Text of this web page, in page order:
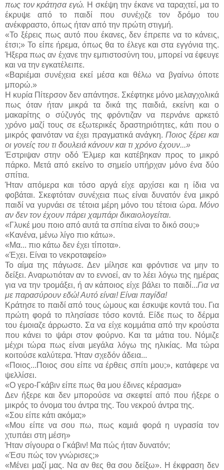
πως τον κράτησα εγώ. Η σκέψη την έκανε να ταραχτεί, μα το
έκρυψε από το παιδί που συνέχιζε τον δρόμο του
ανέκφραστο, όπως ήταν από την πρώτη στιγμή.
«Το ξέρεις πως αυτό που έκανες, δεν έπρεπε να το κάνεις,
έτσι;» Το είπε ήρεμα, όπως θα το έλεγε και στα εγγόνια της.
Ήξερα πως αν έχανε την εμπιστοσύνη του, μπορεί να έφευγε
και να την εγκατέλειπε.
«Βαριέμαι συνέχεια εκεί μέσα και θέλω να βγαίνω όποτε
μπορώ.»
Η κυρία Πίτερσον δεν απάντησε. Σκέφτηκε μόνο μελαγχολικά
πως όταν ήταν μικρά τα δικά της παιδιά, εκείνη και ο
μακαρίτης ο σύζυγός της φρόντιζαν να περνάνε αρκετό
χρόνο μαζί τους σε εξωτερικές δραστηριότητες, κάτι που ο
μικρός φαινόταν να έχει πραγματικά ανάγκη. Ποιος ξέρει και
οι γονείς του τι δουλειά κάνουν και τι χρόνο έχουν...»
Έστριψαν στην οδό Έλμερ και κατέβηκαν προς το μικρό
πάρκο. Μετά από εκείνο το σημείο υπήρχαν μόνο ένα δύο
σπίτια.
Ήταν απόμερα και τόσο αργά είχε αρχίσει και η ίδια να
φοβάται. Σκεφτόταν συνέχεια πως είναι δυνατόν ένα μικρό
παιδί να γυρνάει σε τέτοια μέρη μόνο του τέτοια ώρα. Μόνο
αν δεν τον έχουν πάρει χαμπάρι δικαιολογείται.
«Γλυκέ μου ποιο από αυτά τα σπίτια είναι το δικό σου;»
«Κανένα, μένω λίγο πιο κάτω».
«Μα... πιο κάτω δεν έχει τίποτα».
«Έχει. Είναι το νεκροταφείο»
Το αίμα της πάγωσε. Δεν μίλησε και φρόντισε να μην το
δείξει. Αναρωτιόταν αν το εννοεί, αν το λέει λόγω της ημέρας
για να την τρομάξει, ή αν κάποιος είχε βάλει το παιδί...Για να
με παρασύρουν εδώ! Αυτό είναι! Είναι παγίδα!
Κράτησε το παιδί από τους ώμους και έσκυψε κοντά του. Για
πρώτη φορά το πλησίασε τόσο κοντά. Είδε πως το δέρμα
του έμοιαζε άρρωστο. Σα να είχε κομμάτια από την κρούστα
που κάνει το ψάρι στον φούρνο. Και τα μάτια του. Νόμιζε
μέχρι τώρα πως είναι μεγάλα λόγω της ηλικίας. Μα τώρα
κοιτούσε καλύτερα. Ήταν σχεδόν άδεια...
«Ποιος...Ποιος σου είπε να έρθεις σπίτι μου;», κατάφερε να
ψελλίσει.
«Ο γερο-Γκάβιν είπε πως θα μου έδινες κέρασμα»
Δεν ήξερε και δεν μπορούσε να σκεφτεί από που ήξερε ο
μικρός το όνομα του άντρα της. Του νεκρού άντρα της.
«Σου είπε κάτι ακόμα;»
«Μου είπε να σου πω, πως καμιά φορά η υγρασία τον
χτυπάει στη μέση»
Ήταν σίγουρα ο Γκάβιν! Μα πώς ήταν δυνατόν;
«Έσυ πώς τον γνώρισες;»
«Μένει μαζί μας. Να αν θες θα σου δείξω». Η έκφραση δεν